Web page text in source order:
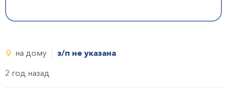
на дому
з/п не указана
2 год назад